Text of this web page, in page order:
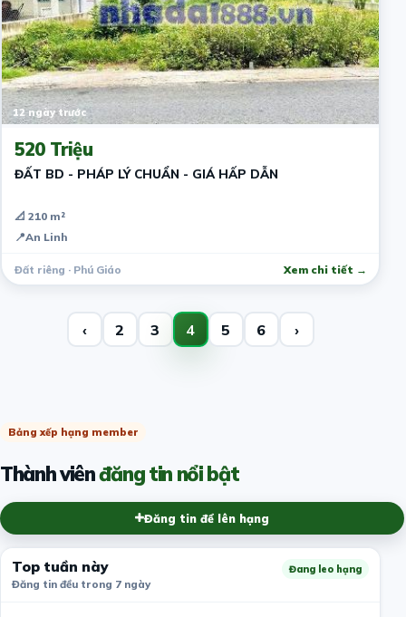
12 ngày trước
520 Triệu
ĐẤT BD - PHÁP LÝ CHUẨN - GIÁ HẤP DẪN
📐 210 m²
📍An Linh
Đất riêng · Phú Giáo Xem chi tiết →
‹ 2 3 4 5 6 ›
Bảng xếp hạng member
Thành viênđăng tin nổi bật
Đăng tin để lên hạng
Top tuần này
Đăng tin đều trong 7 ngày
Đang leo hạng